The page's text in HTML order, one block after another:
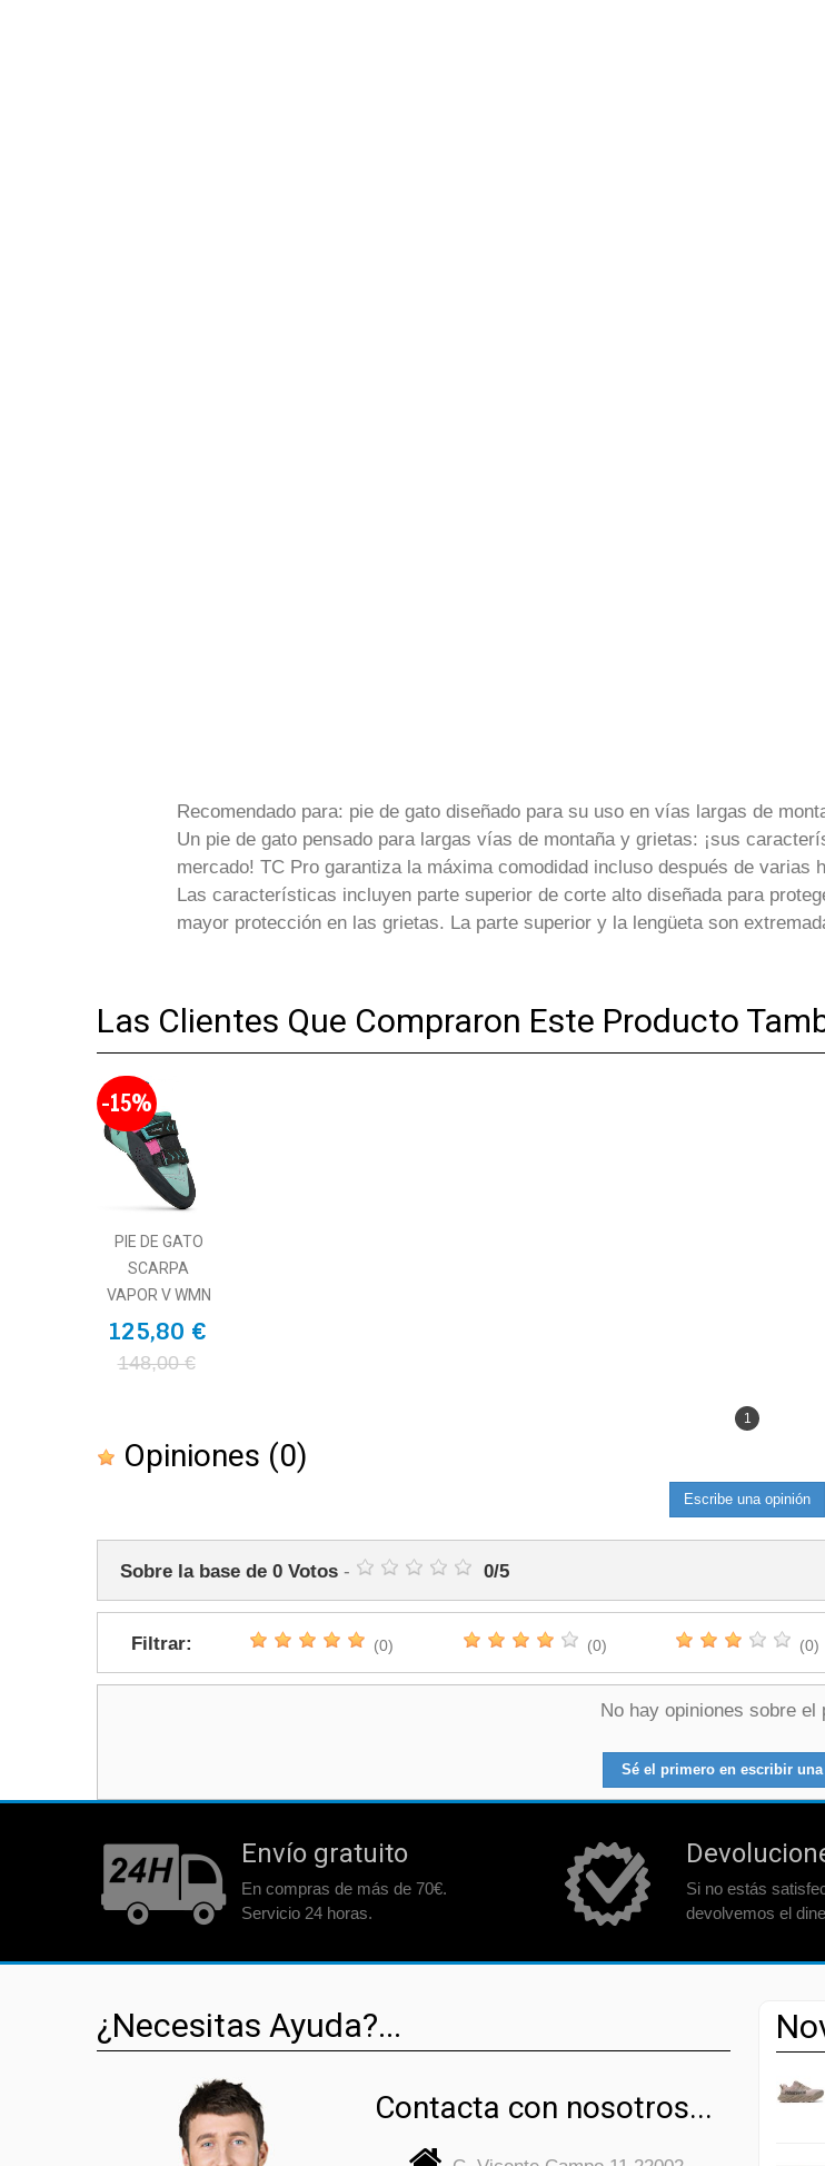
Recomendado para: pie de gato diseñado para su uso en vías largas de
Un pie de gato pensado para largas vías de montaña y grietas: ¡sus
mercado! TC Pro garantiza la máxima comodidad incluso después de
Las características incluyen parte superior de corte alto diseñada para
mayor protección en las grietas. La parte superior y la lengüeta son
Las Clientes Que Compraron Este Producto
-15%
PIE DE GATO
SCARPA
VAPOR V WMN
125,80 €
148,00 €
1
Opiniones (0)
Escribe una opinión
Sobre la base de 0 Votos - 0/5
Filtrar: (0) (0) (0)
No hay opiniones sobre el
Sé el primero en escribir una
Envío gratuito
En compras de más de 70€.
Servicio 24 horas.
Si no estás
devolvemos el
¿Necesitas Ayuda?...
Contacta con nosotros...